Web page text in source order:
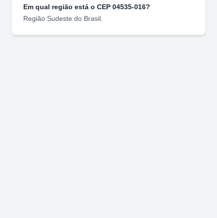
Em qual região está o CEP 04535-016?
Região Sudeste do Brasil.